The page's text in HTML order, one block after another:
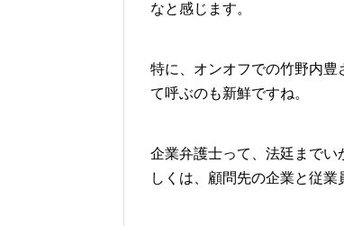
なと感じます。
特に、オンオフでの竹野内豊
て呼ぶのも新鮮ですね。
企業弁護士って、法廷までい
しくは、顧問先の企業と従業